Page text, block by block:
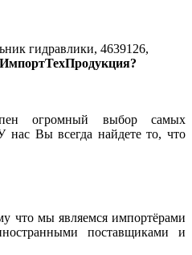
гидравлики, 4639126,
огромный выбор самых
нас Вы всегда найдете то, что
что мы являемся импортёрами
поставщиками и